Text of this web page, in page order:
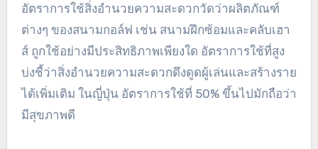
อัตราการใช้สิ่งอำนวยความสะดวกวัดว่าผลิตภัณฑ์
ต่างๆ ของสนามกอล์ฟ เช่น สนามฝึกซ้อมและคลับเฮา
ส์ ถูกใช้อย่างมีประสิทธิภาพเพียงใด อัตราการใช้ที่สูง
บ่งชี้ว่าสิ่งอำนวยความสะดวกดึงดูดผู้เล่นและสร้างราย
ได้เพิ่มเติม ในญี่ปุ่น อัตราการใช้ที่ 50% ขึ้นไปมักถือว่า
มีสุขภาพดี